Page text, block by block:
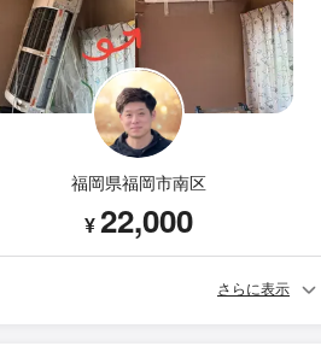
福岡県福岡市南区
¥22,000
さらに表示